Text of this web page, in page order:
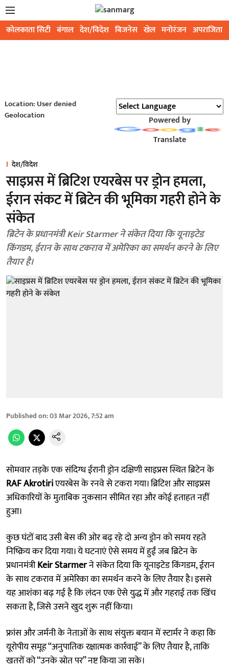
कोलकाता सिटी बंगाल देश/विदेश बिजनेस खेल मनोरंजन अपराजिता
Location: User denied
Geolocation
Powered by
Translate
देश/विदेश
साइप्रस में ब्रिटिश एयरबेस पर ड्रोन हमला,
ईरान संकट में ब्रिटेन की भूमिका गहरी होने के
संकेत
ब्रिटेन के प्रधानमंत्री Keir Starmer ने संकेत दिया कि यूनाइटेड
किंगडम, ईरान के साथ टकराव में अमेरिका का समर्थन करने के लिए
तैयार है।
Published on:03 Mar 2026, 7:52 am
सोमवार तड़के एक संदिग्ध ईरानी ड्रोन दक्षिणी साइप्रस स्थित ब्रिटेन के
RAF Akrotiriएयरबेस के रनवे से टकरा गया। ब्रिटिश और साइप्रस
अधिकारियों के मुताबिक नुकसान सीमित रहा और कोई हताहत नहीं
हुआ।
कुछ घंटों बाद उसी बेस की ओर बढ़ रहे दो अन्य ड्रोन को समय रहते
निष्क्रिय कर दिया गया। ये घटनाएं ऐसे समय में हुईं जब ब्रिटेन के
प्रधानमंत्रीKeir Starmerने संकेत दिया कि यूनाइटेड किंगडम, ईरान
के साथ टकराव में अमेरिका का समर्थन करने के लिए तैयार है। इससे
यह आशंका बढ़ गई है कि लंदन एक ऐसे युद्ध में और गहराई तक खिंच
सकता है, जिसे उसने खुद शुरू नहीं किया।
फ्रांस और जर्मनी के नेताओं के साथ संयुक्त बयान में स्टार्मर ने कहा कि
यूरोपीय समूह “अनुपातिक रक्षात्मक कार्रवाई” के लिए तैयार है, ताकि
खतरों को “उनके स्रोत पर” नष्ट किया जा सके।